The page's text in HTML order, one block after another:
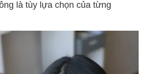
là tùy lựa chọn của từng